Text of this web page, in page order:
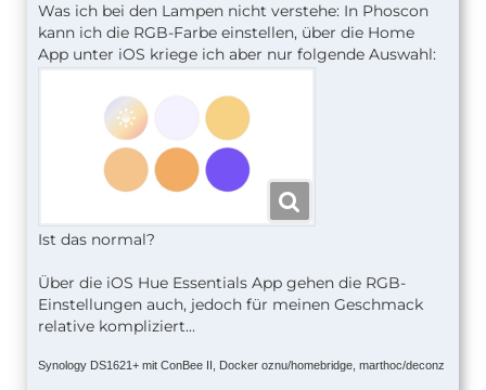
Was ich bei den Lampen nicht verstehe: In Phoscon
kann ich die RGB-Farbe einstellen, über die Home
App unter iOS kriege ich aber nur folgende Auswahl:
Ist das normal?
Über die iOS Hue Essentials App gehen die RGB-
Einstellungen auch, jedoch für meinen Geschmack
relative kompliziert...
Synology DS1621+ mit ConBee II, Docker oznu/homebridge, marthoc/deconz